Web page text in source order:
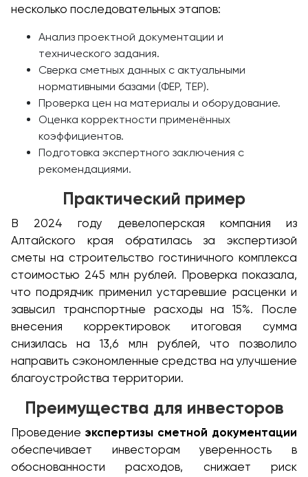
несколько последовательных этапов:
Анализ проектной документации и
технического задания.
Сверка сметных данных с актуальными
нормативными базами (ФЕР, ТЕР).
Проверка цен на материалы и оборудование.
Оценка корректности применённых
коэффициентов.
Подготовка экспертного заключения с
рекомендациями.
Практический пример
В 2024 году девелоперская компания из
Алтайского края обратилась за экспертизой
сметы на строительство гостиничного комплекса
стоимостью 245 млн рублей. Проверка показала,
что подрядчик применил устаревшие расценки и
завысил транспортные расходы на 15%. После
внесения корректировок итоговая сумма
снизилась на 13,6 млн рублей, что позволило
направить сэкономленные средства на улучшение
благоустройства территории.
Преимущества для инвесторов
Проведение экспертизы сметной документации
обеспечивает инвесторам уверенность в
обоснованности расходов, снижает риск